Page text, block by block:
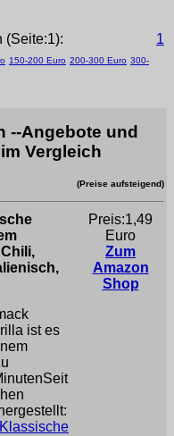
(Seite:1): 1
150-200 Euro 200-300 Euro 300-
--Angebote und
Vergleich
(Preise aufsteigend)
ist es
Preis:1,49
Euro
Zum
Amazon
Shop